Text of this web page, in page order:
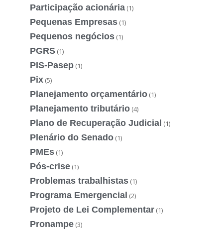
Participação acionária (1)
Pequenas Empresas (1)
Pequenos negócios (1)
PGRS (1)
PIS-Pasep (1)
Pix (5)
Planejamento orçamentário (1)
Planejamento tributário (4)
Plano de Recuperação Judicial (1)
Plenário do Senado (1)
PMEs (1)
Pós-crise (1)
Problemas trabalhistas (1)
Programa Emergencial (2)
Projeto de Lei Complementar (1)
Pronampe (3)